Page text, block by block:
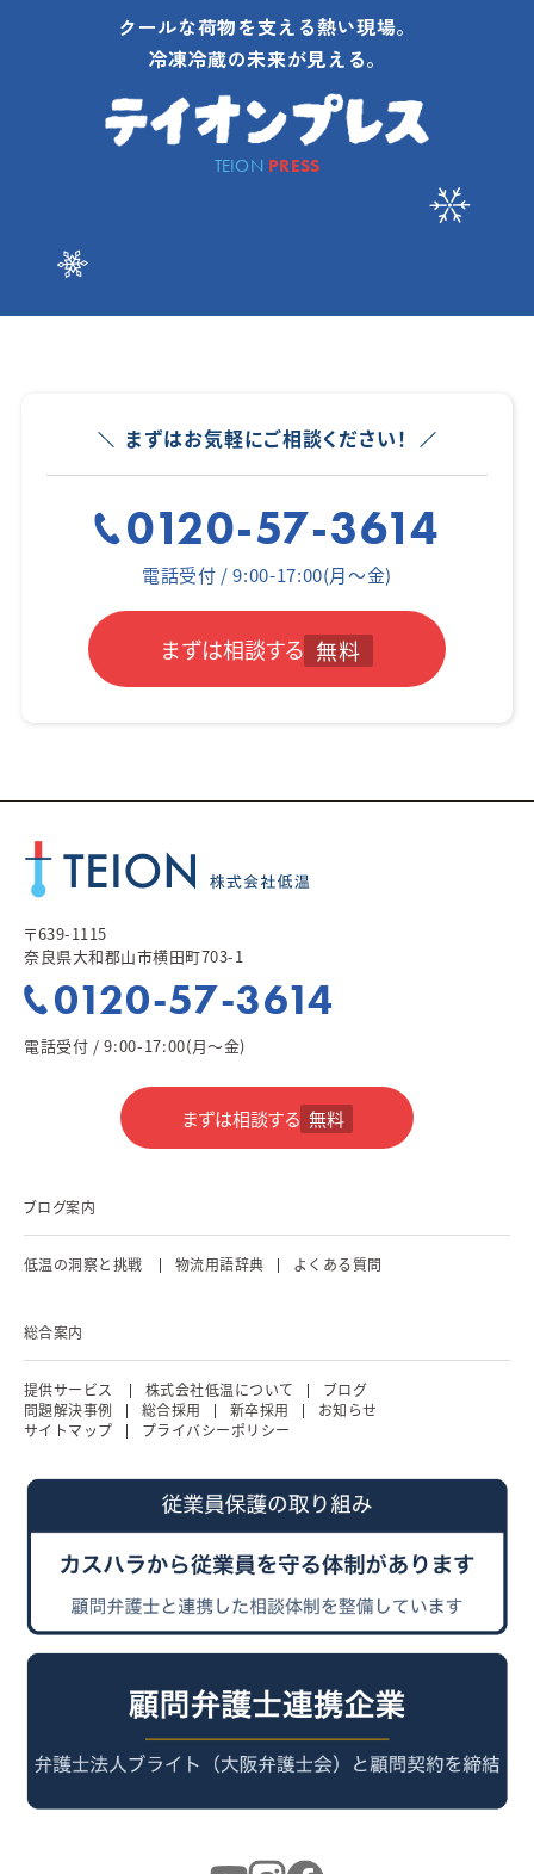
クールな荷物を支える熱い現場。
冷凍冷蔵の未来が見える。
TEION PRESS
まずはお気軽にご相談ください！
0120-57-3614
電話受付 / 9:00-17:00(月～金)
まずは相談する 無料
〒639-1115
奈良県大和郡山市横田町703-1
0120-57-3614
電話受付 / 9:00-17:00(月～金)
まずは相談する 無料
ブログ案内
低温の洞察と挑戦 物流用語辞典 よくある質問
総合案内
提供サービス 株式会社低温について
ブログ
問題解決事例
総合採用 新卒採用
お知らせ
サイトマップ
プライバシーポリシー